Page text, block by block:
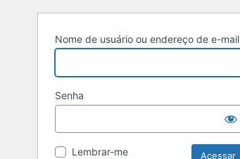
Nome de usuário ou endereço de e-mail
Senha
Lembrar-me